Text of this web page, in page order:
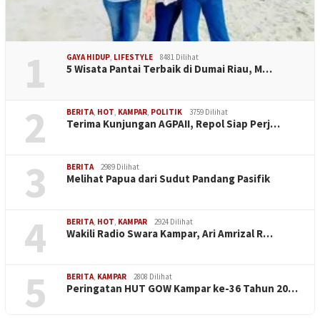
1 GAYA HIDUP, LIFESTYLE 8481 Dilihat
5 Wisata Pantai Terbaik di Dumai Riau, M…
2 BERITA, HOT, KAMPAR, POLITIK 3759 Dilihat
Terima Kunjungan AGPAII, Repol Siap Perj…
3 BERITA 2989 Dilihat
Melihat Papua dari Sudut Pandang Pasifik
4 BERITA, HOT, KAMPAR 2924 Dilihat
Wakili Radio Swara Kampar, Ari Amrizal R…
5 BERITA, KAMPAR 2808 Dilihat
Peringatan HUT GOW Kampar ke-36 Tahun 20…